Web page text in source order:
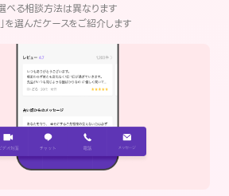
べる相談方法は異なります
を選んだケースをご紹介します